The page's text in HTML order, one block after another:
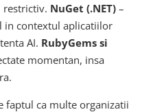
restrictiv. NuGet (.NET) –
in contextul aplicatiilor
AI. RubyGems si
momentan, insa
faptul ca multe organizatii